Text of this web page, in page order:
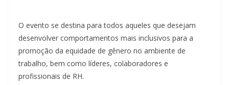
O evento se destina para todos aqueles que desejam
desenvolver comportamentos mais inclusivos para a
promoção da equidade de gênero no ambiente de
trabalho, bem como líderes, colaboradores e
profissionais de RH.